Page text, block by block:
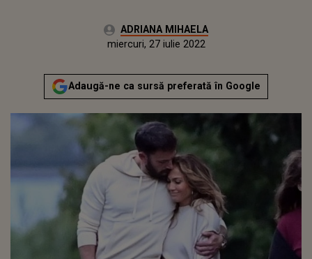
Autor:ADRIANA MIHAELA
Actualizat:
miercuri, 27 iulie 2022
Adaugă-ne ca sursă preferată în Google